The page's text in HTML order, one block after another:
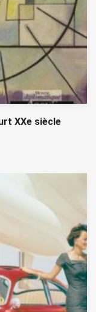
XXe siècle